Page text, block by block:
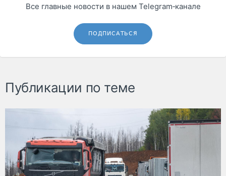
Все главные новости в нашем Telegram‑канале
ПОДПИСАТЬСЯ
Публикации по теме